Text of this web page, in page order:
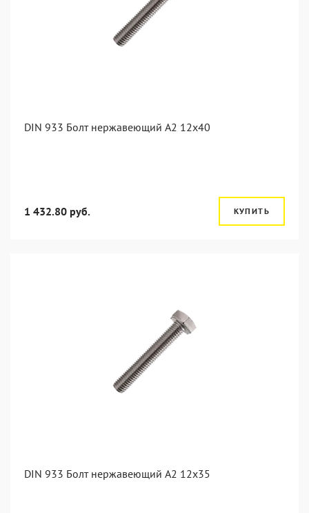
DIN 933 Болт нержавеющий А2 12х40
1 432.80 руб. КУПИТЬ
DIN 933 Болт нержавеющий А2 12х35